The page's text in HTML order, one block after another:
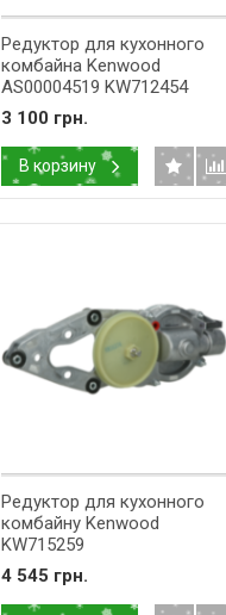
Редуктор для кухонного
комбайна Kenwood
AS00004519 KW712454
3 100 грн.
В корзину
Редуктор для кухонного
комбайну Kenwood
KW715259
4 545 грн.